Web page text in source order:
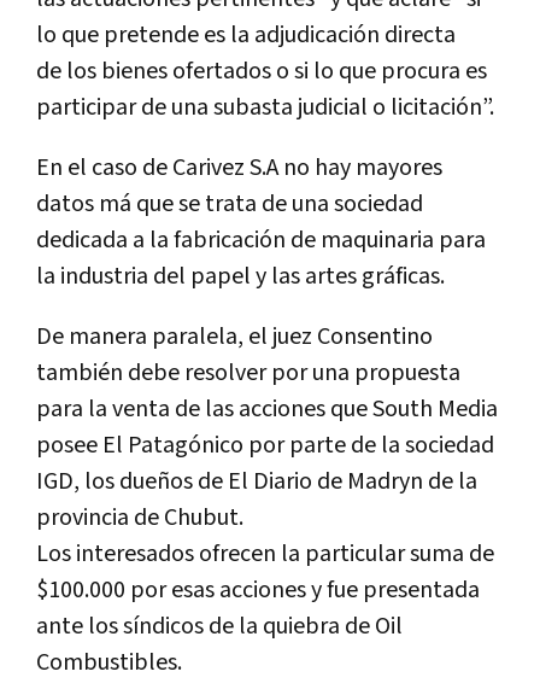
lo que pretende es la adjudicación directa
de los bienes ofertados o si lo que procura es
participar de una subasta judicial o licitación”.
En el caso de Carivez S.A no hay mayores
datos má que se trata de una sociedad
dedicada a la fabricación de maquinaria para
la industria del papel y las artes gráficas.
De manera paralela, el juez Consentino
también debe resolver por una propuesta
para la venta de las acciones que South Media
posee El Patagónico por parte de la sociedad
IGD, los dueños de El Diario de Madryn de la
provincia de Chubut.
Los interesados ofrecen la particular suma de
$100.000 por esas acciones y fue presentada
ante los síndicos de la quiebra de Oil
Combustibles.